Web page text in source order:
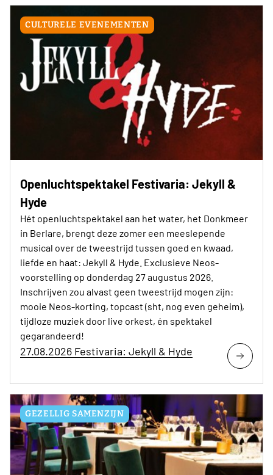
CULTURELE EVENEMENTEN
Openluchtspektakel Festivaria: Jekyll &
Hyde
Hét openluchtspektakel aan het water, het Donkmeer
in Berlare, brengt deze zomer een meeslepende
musical over de tweestrijd tussen goed en kwaad,
liefde en haat: Jekyll & Hyde. Exclusieve Neos-
voorstelling op donderdag 27 augustus 2026.
Inschrijven zou alvast geen tweestrijd mogen zijn:
mooie Neos-korting, topcast (sht, nog even geheim),
tijdloze muziek door live orkest, én spektakel
gegarandeerd!
27.08.2026 Festivaria: Jekyll & Hyde
GEZELLIG SAMENZIJN